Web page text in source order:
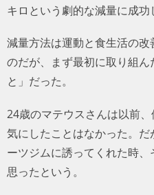
キロという劇的な減量に成功
減量方法は運動と食生活の
のだが、まず最初に取り組
と」だった。
24歳のマテウスさんは以前
気にしたことはなかった。
ーツジムに誘ってくれた時
思ったという。